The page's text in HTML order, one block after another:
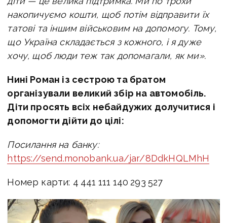
накопичуємо кошти, щоб потім відправити їх
татові та іншим військовим на допомогу. Тому,
що Україна складається з кожного, і я дуже
хочу, щоб люди теж так допомагали, як ми».
Нині Роман із сестрою та братом
організували великий збір на автомобіль.
Діти просять всіх небайдужих долучитися і
допомогти дійти до цілі:
Посилання на банку:
https://send.monobank.ua/jar/8DdkHQLMhH
Номер карти: 4 441 111 140 293 527